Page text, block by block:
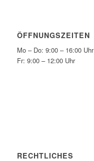
ÖFFNUNGSZEITEN
Mo – Do: 9:00 – 16:00 Uhr
Fr: 9:00 – 12:00 Uhr
RECHTLICHES